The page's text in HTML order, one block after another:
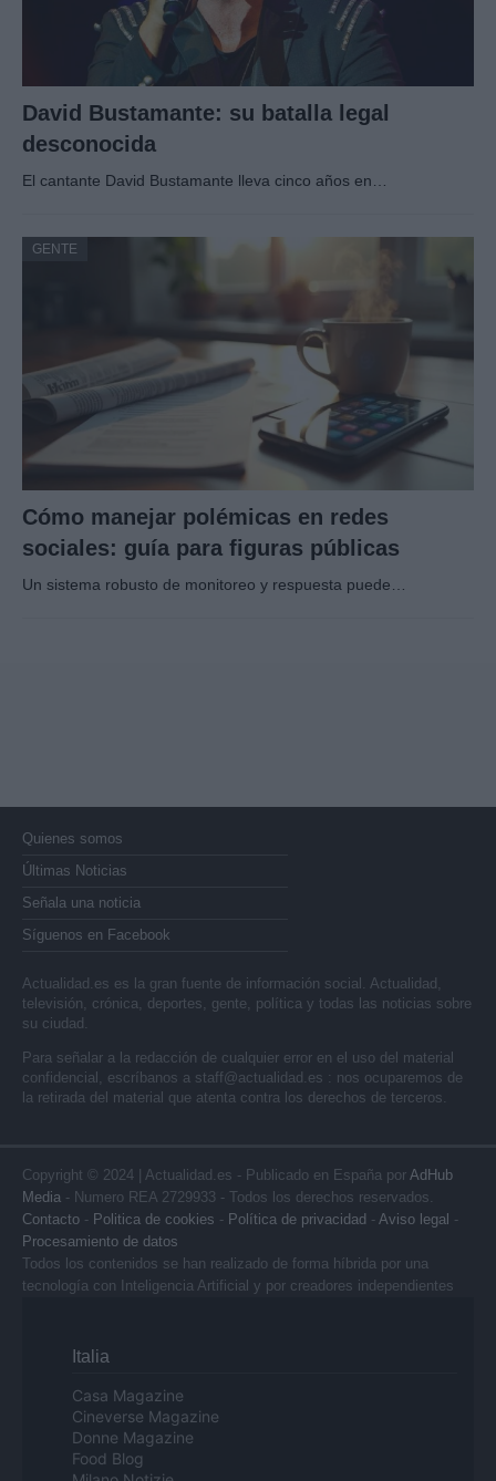
David Bustamante: su batalla legal
desconocida
El cantante David Bustamante lleva cinco años en…
GENTE
Cómo manejar polémicas en redes
sociales: guía para figuras públicas
Un sistema robusto de monitoreo y respuesta puede…
Quienes somos
Últimas Noticias
Señala una noticia
Síguenos en Facebook
Actualidad.es es la gran fuente de información social. Actualidad,
televisión, crónica, deportes, gente, política y todas las noticias sobre
su ciudad.
Para señalar a la redacción de cualquier error en el uso del material
confidencial, escríbanos a staff@actualidad.es : nos ocuparemos de
la retirada del material que atenta contra los derechos de terceros.
Copyright © 2024 | Actualidad.es - Publicado en España por AdHub
Media - Numero REA 2729933 - Todos los derechos reservados.
Contacto - Politica de cookies - Política de privacidad - Aviso legal -
Procesamiento de datos
Todos los contenidos se han realizado de forma híbrida por una
tecnología con Inteligencia Artificial y por creadores independientes
Italia
Casa Magazine
Cineverse Magazine
Donne Magazine
Food Blog